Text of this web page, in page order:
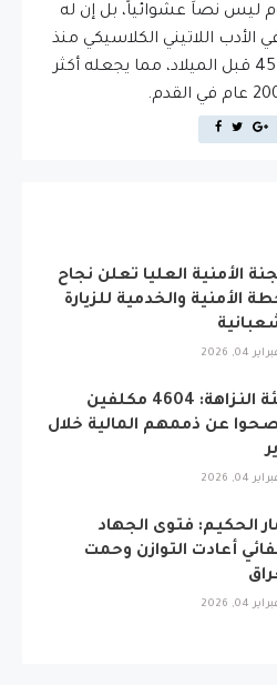
ليس نصاَ عشوائياً، بل إن له
الأدب اللاتيني الكلاسيكي منذ
العام 45 قبل الميلاد، مما يجعله أكثر
الأمنية العليا تعلن نجاح
الأمنية والخدمية للزيارة
04, 2026
هيئة النزاهة: 4604 مكلفين
عن ذممهم المالية خلال
04, 2026
الحكيم: فتوى الجهاد
أعادت التوازن وحمت
04, 2026